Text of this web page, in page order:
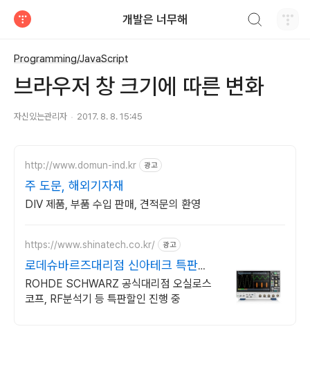
개발은 너무해
Programming/JavaScript
브라우저 창 크기에 따른 변화
자신있는관리자 2017. 8. 8. 15:45
http://www.domun-ind.kr 광고
주 도문, 해외기자재
DIV 제품, 부품 수입 판매, 견적문의 환영
https://www.shinatech.co.kr/ 광고
로데슈바르즈대리점 신아테크 특판
44% 할인 프로모션중
ROHDE SCHWARZ 공식대리점 오실로스
코프, RF분석기 등 특판할인 진행 중